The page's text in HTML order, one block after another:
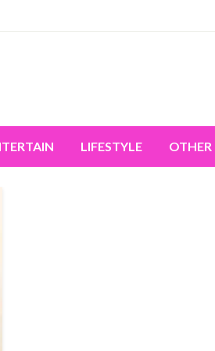
LIFESTYLE OTHER